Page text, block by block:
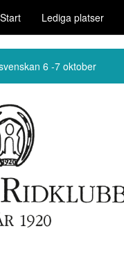
Start Lediga platser
6 -7 oktober